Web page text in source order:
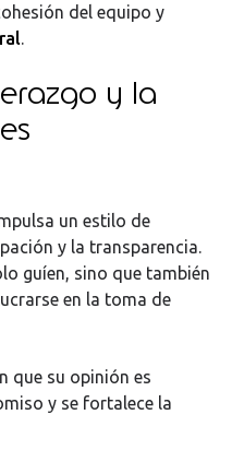
del equipo y
y la
un estilo de
y la transparencia.
guíen, sino que también
en la toma de
que su opinión es
y se fortalece la